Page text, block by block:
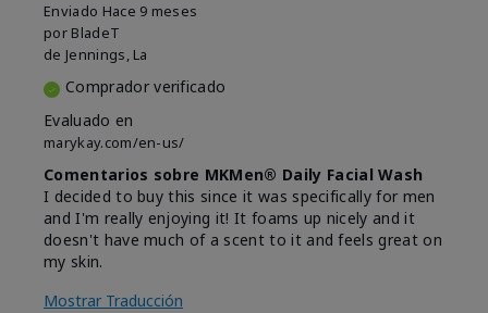
Enviado Hace 9 meses
por BladeT
de Jennings, La
Comprador verificado
Evaluado en
marykay.com/en-us/
Comentarios sobre MKMen® Daily Facial Wash
I decided to buy this since it was specifically for men
and I'm really enjoying it! It foams up nicely and it
doesn't have much of a scent to it and feels great on
my skin.
Mostrar Traducción